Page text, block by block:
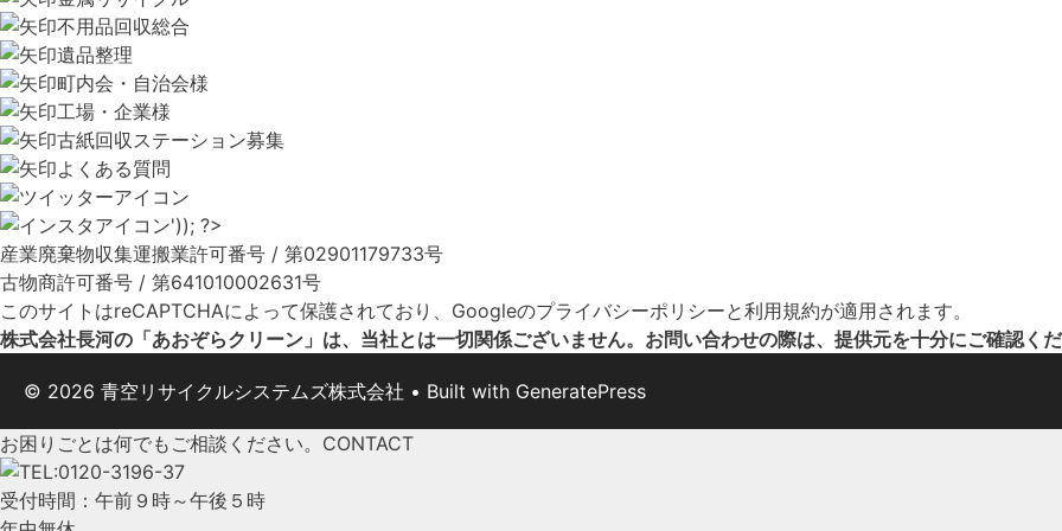
不用品回収総合
遺品整理
町内会・自治会様
工場・企業様
古紙回収ステーション募集
よくある質問
産業廃棄物収集運搬業許可番号 / 第02901179733号
古物商許可番号 / 第641010002631号
このサイトはreCAPTCHAによって保護されており、Googleのプライバシーポリシーと利用規約が適用されます。
株式会社長河の「あおぞらクリーン」は、当社とは一切関係ございません。お問い合わせの際は、提供元を十分にご確認く
© 2026 青空リサイクルシステムズ株式会社 • Built with GeneratePress
お困りごとは何でもご相談ください。 CONTACT
受付時間：午前９時～午後５時